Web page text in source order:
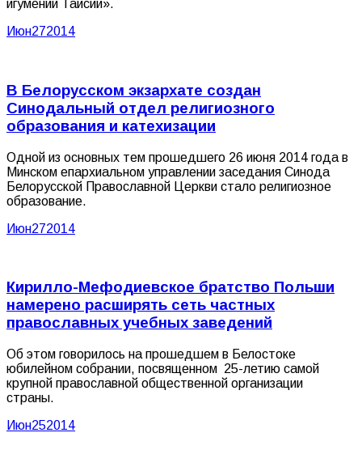
игумении Таисии».
Июн272014
В Белорусском экзархате создан
Синодальный отдел религиозного
образования и катехизации
Одной из основных тем прошедшего 26 июня 2014 года в
Минском епархиальном управлении заседания Синода
Белорусской Православной Церкви стало религиозное
образование.
Июн272014
Кирилло-Мефодиевское братство Польши
намерено расширять сеть частных
православных учебных заведений
Об этом говорилось на прошедшем в Белостоке
юбилейном собрании, посвященном 25-летию самой
крупной православной общественной организации
страны.
Июн252014